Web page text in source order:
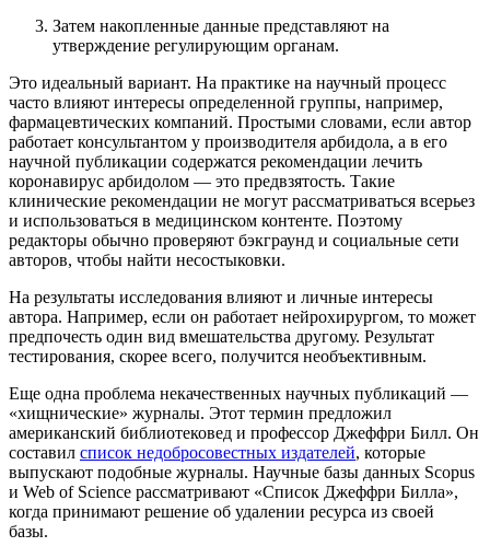
Затем накопленные данные представляют на
утверждение регулирующим органам.
Это идеальный вариант. На практике на научный процесс
часто влияют интересы определенной группы, например,
фармацевтических компаний. Простыми словами, если автор
работает консультантом у производителя арбидола, а в его
научной публикации содержатся рекомендации лечить
коронавирус арбидолом — это предвзятость. Такие
клинические рекомендации не могут рассматриваться всерьез
и использоваться в медицинском контенте. Поэтому
редакторы обычно проверяют бэкграунд и социальные сети
авторов, чтобы найти несостыковки.
На результаты исследования влияют и личные интересы
автора. Например, если он работает нейрохирургом, то может
предпочесть один вид вмешательства другому. Результат
тестирования, скорее всего, получится необъективным.
Еще одна проблема некачественных научных публикаций —
«хищнические» журналы. Этот термин предложил
американский библиотековед и профессор Джеффри Билл. Он
составил список недобросовестных издателей, которые
выпускают подобные журналы. Научные базы данных Scopus
и Web of Science рассматривают «Список Джеффри Билла»,
когда принимают решение об удалении ресурса из своей
базы.